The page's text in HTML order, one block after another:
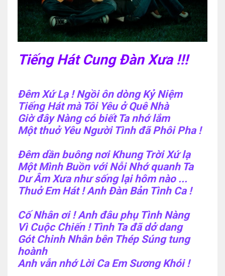
Tiếng Hát Cung Đàn Xưa !!!
Đêm Xứ Lạ ! Ngồi ôn dòng Kỷ Niệm
Tiếng Hát mà Tôi Yêu ở Quê Nhà
Giờ đây Nàng có biết Ta nhớ lắm
Một thuở Yêu Người Tình đã Phôi Pha !
Đêm dần buông nơi Khung Trời Xứ lạ
Một Mình Buồn với Nỗi Nhớ quanh Ta
Dư Âm Xưa như sống lại hôm nào ...
Thuở Em Hát ! Anh Đàn Bản Tình Ca !
Cố Nhân ơi ! Anh đâu phụ Tình Nàng
Vì Cuộc Chiến ! Tình Ta đã dở dang
Gót Chinh Nhân bên Thép Súng tung
hoành
Anh vẫn nhớ Lời Ca Em Sương Khói !